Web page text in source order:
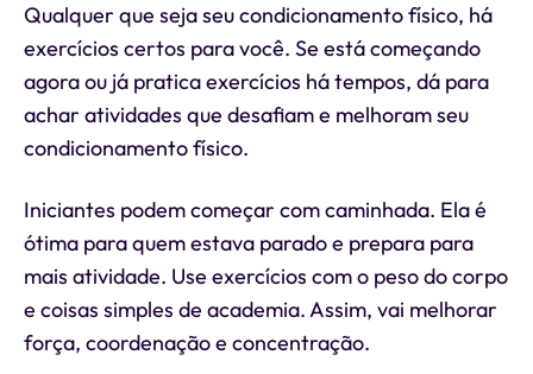
Qualquer que seja seu condicionamento físico, há
exercícios certos para você. Se está começando
agora ou já pratica exercícios há tempos, dá para
achar atividades que desafiam e melhoram seu
condicionamento físico.
Iniciantes podem começar com caminhada. Ela é
ótima para quem estava parado e prepara para
mais atividade. Use exercícios com o peso do corpo
e coisas simples de academia. Assim, vai melhorar
força, coordenação e concentração.